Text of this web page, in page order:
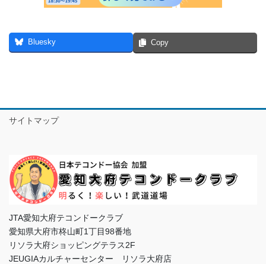
Bluesky Copy
サイトマップ
JTA愛知大府テコンドークラブ
愛知県大府市柊山町1丁目98番地
リソラ大府ショッピングテラス2F
JEUGIAカルチャーセンター リソラ大府店